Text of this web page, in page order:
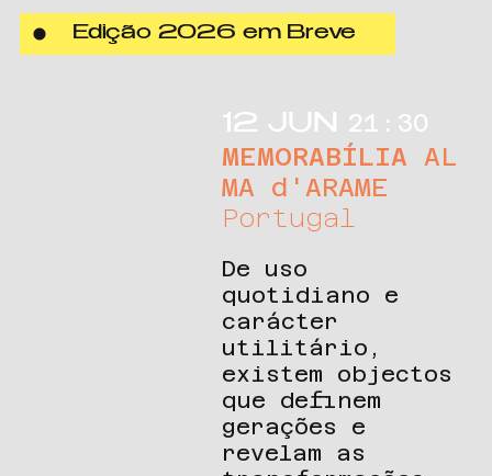
Edição 2026 em Breve
12 JUN 21:30
MEMORABÍLIA AL
MA d'ARAME
Portugal
De uso
quotidiano e
carácter
utilitário,
existem objectos
que definem
gerações e
revelam as